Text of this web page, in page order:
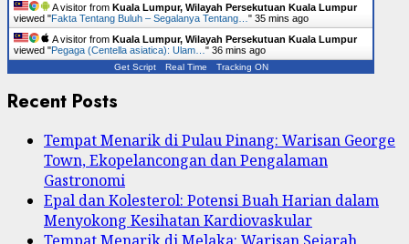
A visitor from Kuala Lumpur, Wilayah Persekutuan Kuala Lumpur
viewed "Fakta Tentang Buluh – Segalanya Tentang… " 35 mins ago
A visitor from Kuala Lumpur, Wilayah Persekutuan Kuala Lumpur
viewed "Pegaga (Centella asiatica): Ulam… " 36 mins ago
Get Script Real Time Tracking ON
Recent Posts
Tempat Menarik di Pulau Pinang: Warisan George
Town, Ekopelancongan dan Pengalaman
Gastronomi
Epal dan Kolesterol: Potensi Buah Harian dalam
Menyokong Kesihatan Kardiovaskular